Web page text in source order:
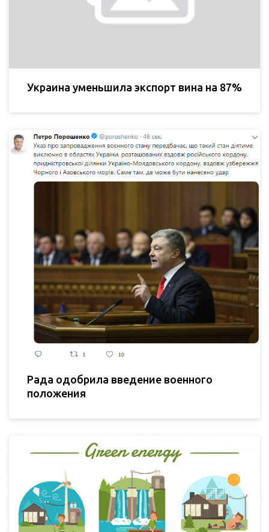
Украина уменьшила экспорт вина на 87%
Рада одобрила введение военного
положения